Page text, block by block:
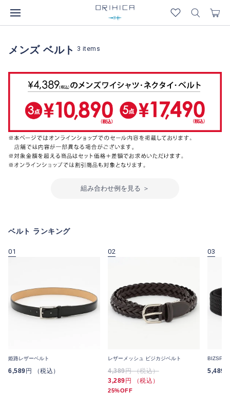
メンズ ベルト 3 items
組み合わせ例を見る ＞
ベルト ランキング
01
姫路レザーベルト
6,589円 （税込）
02
レザーメッシュ ビジカジベルト
4,389円 （税込）
3,289円 （税込）
25%OFF
03
BIZSPO
5,489